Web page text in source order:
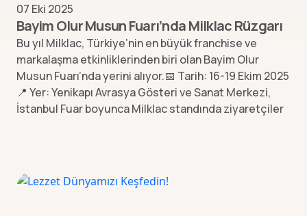
07 Eki 2025
Bayim Olur Musun Fuarı’nda Milklac Rüzgarı
Bu yıl Milklac, Türkiye’nin en büyük franchise ve
markalaşma etkinliklerinden biri olan Bayim Olur
Musun Fuarı’nda yerini alıyor.📅 Tarih: 16-19 Ekim 2025
📍 Yer: Yenikapı Avrasya Gösteri ve Sanat Merkezi,
İstanbul Fuar boyunca Milklac standında ziyaretçiler